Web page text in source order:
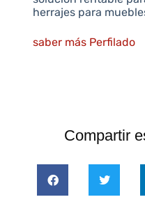
herrajes para
saber más Perfilado
Compartir